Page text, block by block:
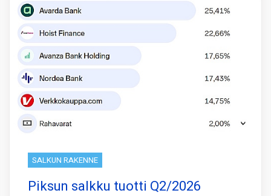
SALKUN RAKENNE
Piksun salkku tuotti Q2/2026